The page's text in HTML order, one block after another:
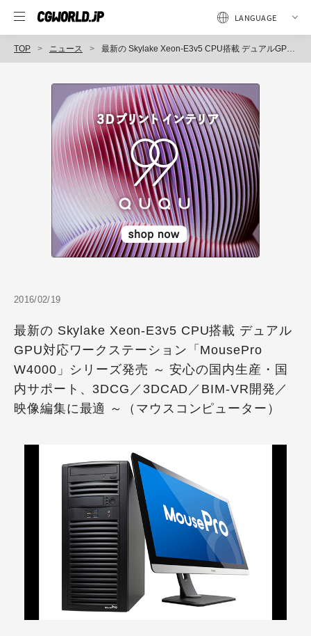
TOP ニュース 最新の Skylake Xeon-E3v5 CPU搭載 デュアルGPU対応ワークステーション「MousePro W4000」シリーズ発売 ～ 安心の国内生産・国内サポート、3DCG／3DCAD／BIM-VR開発／映像編集に最適 ～（マウスコンピューター）
2016/02/19
最新の Skylake Xeon-E3v5 CPU搭載 デュアル
GPU対応ワークステーション「MousePro
W4000」シリーズ発売 ～ 安心の国内生産・国
内サポート、3DCG／3DCAD／BIM-VR開発／
映像編集に最適 ～（マウスコンピューター）